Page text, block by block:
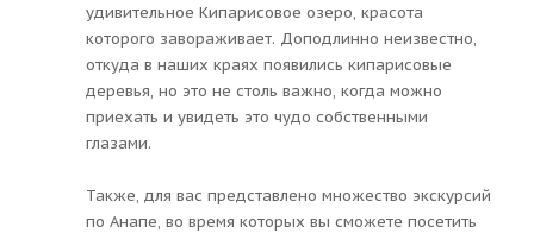
удивительное Кипарисовое озеро, красота
которого завораживает. Доподлинно неизвестно,
откуда в наших краях появились кипарисовые
деревья, но это не столь важно, когда можно
приехать и увидеть это чудо собственными
глазами.
Также, для вас представлено множество экскурсий
по Анапе, во время которых вы сможете посетить